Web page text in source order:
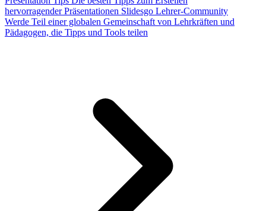
hervorragender Präsentationen Slidesgo Lehrer-Community
Werde Teil einer globalen Gemeinschaft von Lehrkräften und
Pädagogen, die Tipps und Tools teilen